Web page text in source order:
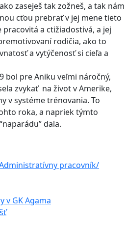
zaseješ tak zožneš, a tak nám
cťou prebrať v jej mene tieto
pracovitá a ctižiadostivá, a jej
rodičia, ako to
a vytýčenosť si cieľa a
bol pre Aniku veľmi náročný,
zvykať na život v Amerike,
v systéme trénovania. To
roka, a napriek týmto
dala.
pracovník/
v GK Agama